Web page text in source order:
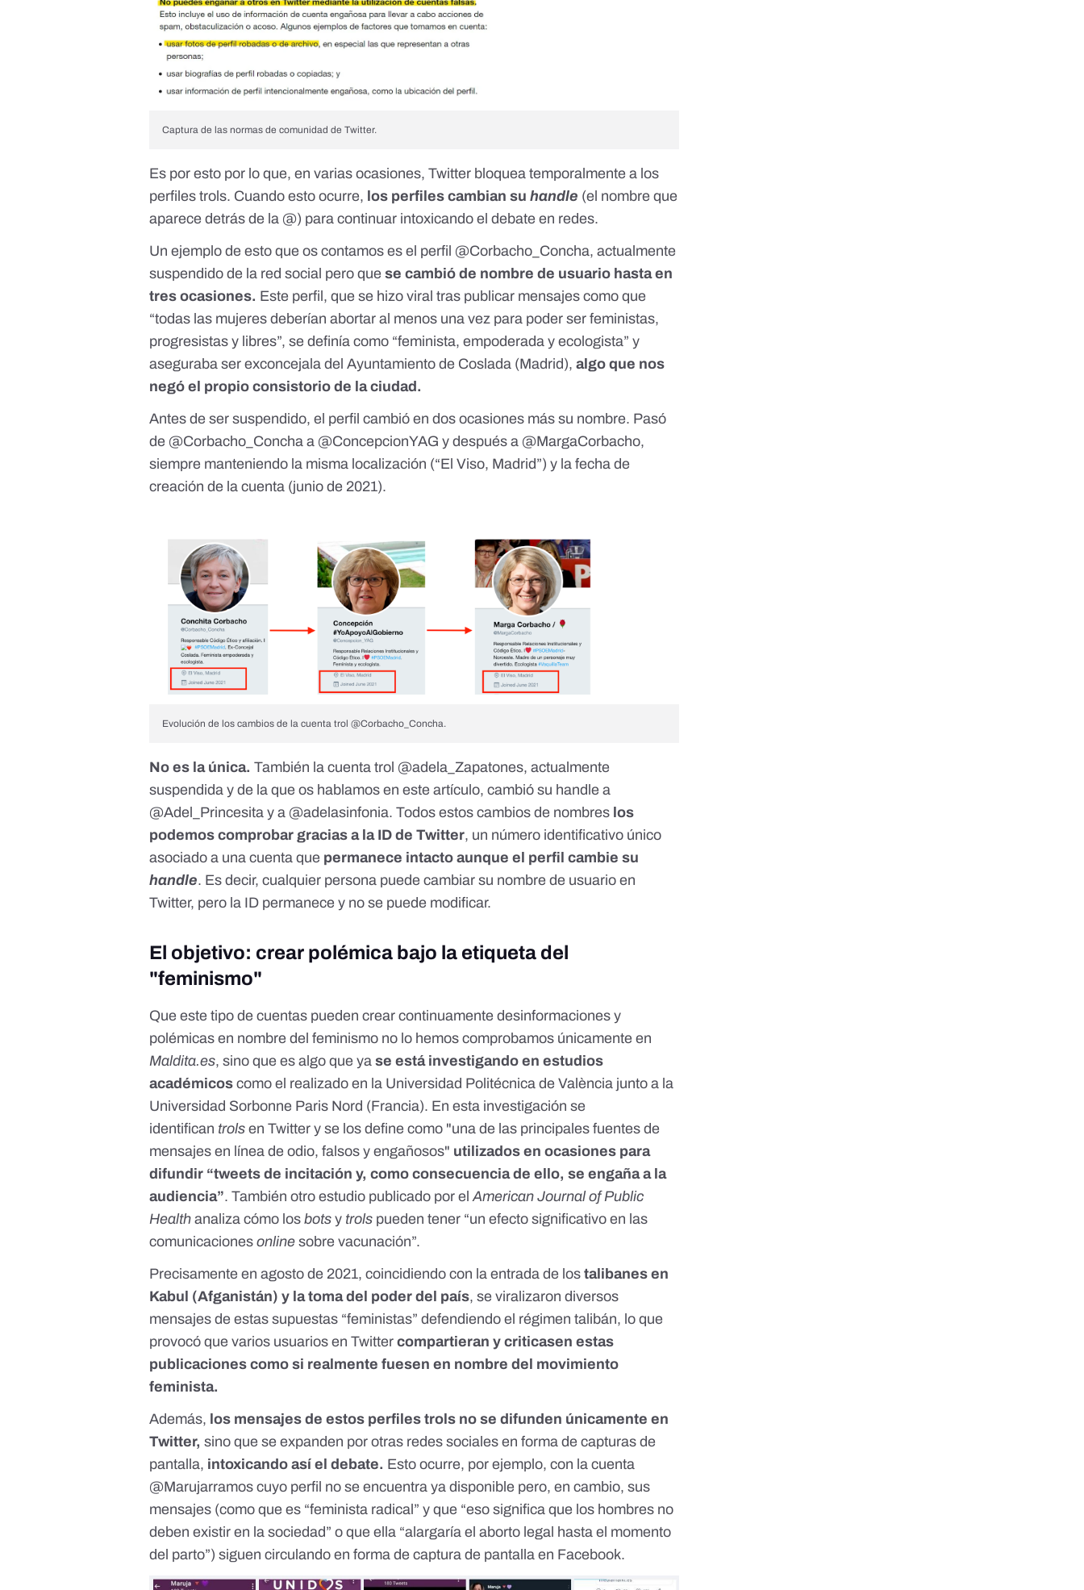
Captura de las normas de comunidad de Twitter.
Es por esto por lo que, en varias ocasiones, Twitter bloquea temporalmente a los
perfiles trols. Cuando esto ocurre, los perfiles cambian suhandle (el nombre que
aparece detrás de la @) para continuar intoxicando el debate en redes.
Un ejemplo de esto que os contamos es el perfil @Corbacho_Concha, actualmente
suspendido de la red social pero quese cambió de nombre de usuario hasta en
tres ocasiones. Este perfil, que se hizo viral tras publicar mensajes como que
“todas las mujeres deberían abortar al menos una vez para poder ser feministas,
progresistas y libres”, se definía como “feminista, empoderada y ecologista” y
aseguraba ser exconcejala del Ayuntamiento de Coslada (Madrid),algo que nos
negó el propio consistorio de la ciudad.
Antes de ser suspendido, el perfil cambió endos ocasiones más su nombre. Pasó
de @Corbacho_Concha a @ConcepcionYAG y después a @MargaCorbacho,
siempre manteniendo la misma localización (“El Viso, Madrid”) y la fecha de
creación de la cuenta (junio de 2021).
Evolución de los cambios de la cuenta trol @Corbacho_Concha.
No es la única. También la cuenta trol @adela_Zapatones, actualmente
suspendida y de la queos hablamos en este artículo, cambió su handle a
@Adel_Princesita y a @adelasinfonia. Todos estos cambios de nombres los
podemos comprobar gracias a la ID de Twitter, un número identificativo único
asociado a una cuenta que permanece intacto aunque el perfil cambie su
handle. Es decir, cualquier persona puede cambiar su nombre de usuario en
Twitter, pero la ID permanece y no se puede modificar.
El objetivo: crear polémica bajo la etiqueta del
"feminismo"
Que este tipo de cuentas pueden crear continuamente desinformaciones y
polémicas en nombre del feminismo no lo hemos comprobamos únicamente en
Maldita.es, sino que es algo que yase está investigando en estudios
académicoscomo el realizado en la Universidad Politécnica de València junto a la
Universidad Sorbonne Paris Nord (Francia). En esta investigación se
identifican trols en Twitter y se los define como "una de las principales fuentes de
mensajes en línea de odio, falsos y engañosos" utilizados en ocasiones para
difundir “tweets de incitación y, como consecuencia de ello, se engaña a la
audiencia”. También otro estudio publicado por elAmerican Journal of Public
Health analiza cómo losbots y trols pueden tener “un efecto significativo en las
comunicacionesonlinesobre vacunación”.
Precisamente en agosto de 2021, coincidiendo con la entrada de los talibanes en
Kabul (Afganistán) y la toma del poder del país,se viralizaron diversos
mensajes de estas supuestas “feministas” defendiendo el régimen talibán, lo que
provocó que varios usuarios en Twittercompartieran y criticasen estas
publicaciones como si realmente fuesen en nombre del movimiento
feminista.
Además, los mensajes de estos perfiles trols no se difunden únicamente en
Twitter, sino que se expanden por otras redes sociales en forma de capturas de
pantalla, intoxicando así el debate. Esto ocurre, por ejemplo, con la cuenta
@Marujarramos cuyo perfil no se encuentra ya disponible pero, en cambio, sus
mensajes (como que es “feminista radical” y que “eso significa que los hombres no
deben existir en la sociedad” o que ella “alargaría el aborto legal hasta el momento
del parto”)siguen circulando en forma de captura de pantalla en Facebook.